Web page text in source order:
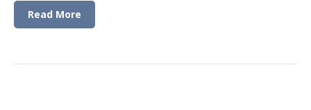
Read More